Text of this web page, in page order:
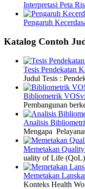
Interpretasi Peta
Pengaruh
Katalog Contoh
Tesis Pendekatan
Judul Tesis :
Bibliometrik
Pembangunan
Analisis
Mengapa
Memetakan
uality of Life (QoL)
Memetakan
Konteks Health